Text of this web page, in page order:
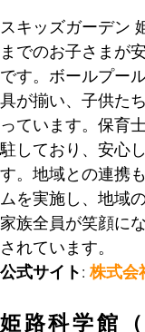
スキッズガーデン
までのお子さまが
です。ボールプー
具が揃い、子供た
っています。保育
駐しており、安心
す。地域との連携
ムを実施し、地域
家族全員が笑顔に
されています。
公式サイト :株式会
姫路科学館